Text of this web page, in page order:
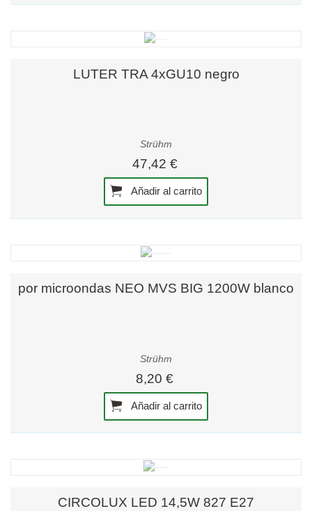
LUTER TRA 4xGU10 negro
Strühm
47,42 €
Añadir al carrito
por microondas NEO MVS BIG 1200W blanco
Strühm
8,20 €
Añadir al carrito
CIRCOLUX LED 14,5W 827 E27